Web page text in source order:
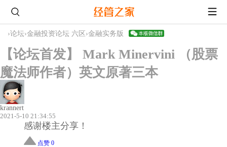
›论坛›金融投资论坛 六区 ›金融实务版
【论坛首发】 Mark Minervini （股票
魔法师作者）英文原著三本
krannert
2021-5-10 21:34:55
感谢楼主分享！
点赞 0